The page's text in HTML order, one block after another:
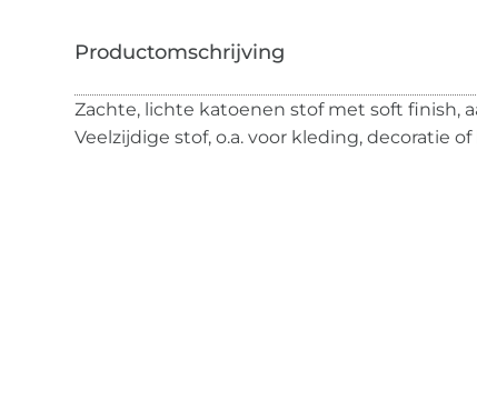
Zachte, lichte katoenen stof met soft finish,
Veelzijdige stof, o.a. voor kleding, decoratie